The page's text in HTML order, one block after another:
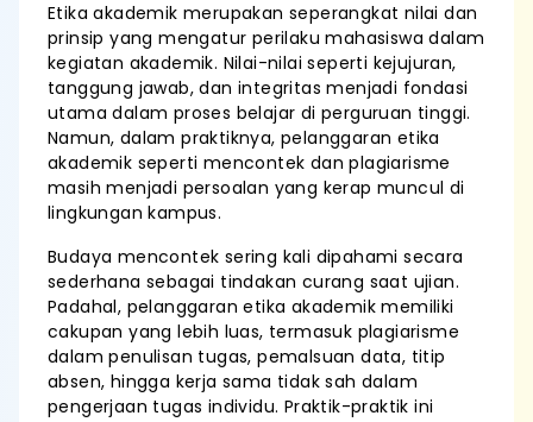
Etika akademik merupakan seperangkat nilai dan
prinsip yang mengatur perilaku mahasiswa dalam
kegiatan akademik. Nilai-nilai seperti kejujuran,
tanggung jawab, dan integritas menjadi fondasi
utama dalam proses belajar di perguruan tinggi.
Namun, dalam praktiknya, pelanggaran etika
akademik seperti mencontek dan plagiarisme
masih menjadi persoalan yang kerap muncul di
lingkungan kampus.
Budaya mencontek sering kali dipahami secara
sederhana sebagai tindakan curang saat ujian.
Padahal, pelanggaran etika akademik memiliki
cakupan yang lebih luas, termasuk plagiarisme
dalam penulisan tugas, pemalsuan data, titip
absen, hingga kerja sama tidak sah dalam
pengerjaan tugas individu. Praktik-praktik ini